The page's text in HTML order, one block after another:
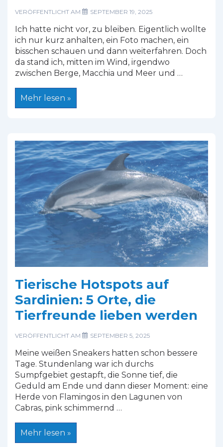
VERÖFFENTLICHT AM SEPTEMBER 19, 2025
Ich hatte nicht vor, zu bleiben. Eigentlich wollte
ich nur kurz anhalten, ein Foto machen, ein
bisschen schauen und dann weiterfahren. Doch
da stand ich, mitten im Wind, irgendwo
zwischen Berge, Macchia und Meer und …
Meine
liebsten
und
was
ich
dort
gefühlt
habe
Mehr lesen »
Tierische Hotspots auf
Sardinien: 5 Orte, die
Tierfreunde lieben werden
VERÖFFENTLICHT AM SEPTEMBER 5, 2025
Meine weißen Sneakers hatten schon bessere
Tage. Stundenlang war ich durchs
Sumpfgebiet gestapft, die Sonne tief, die
Geduld am Ende und dann dieser Moment: eine
Herde von Flamingos in den Lagunen von
Cabras, pink schimmernd …
Tierische
Mehr lesen »